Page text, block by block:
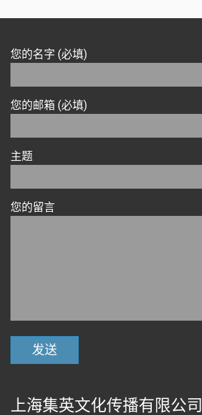
您的名字 (必填)
您的邮箱 (必填)
主题
您的留言
上海集英文化传播有限公司